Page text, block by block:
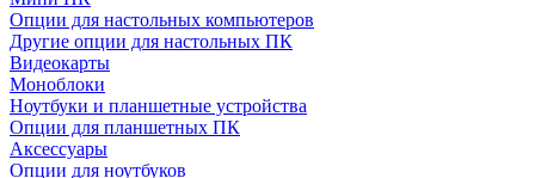
Опции для настольных компьютеров
Другие опции для настольных ПК
Видеокарты
Моноблоки
Ноутбуки и планшетные устройства
Опции для планшетных ПК
Аксессуары
Опции для ноутбуков